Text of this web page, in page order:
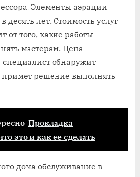
Элементы аэрации
десять лет. Стоимость услуг
от того, какие работы
мастерам. Цена
специалист обнаружит
примет решение выполнять
Прокладка
это и как ее сделать
дома обслуживание в